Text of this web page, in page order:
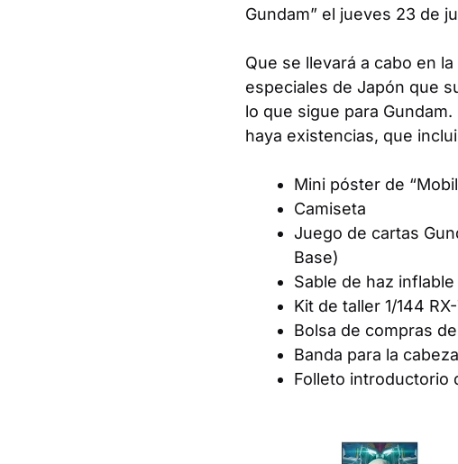
Gundam” el jueves 23 de
Que se llevará a cabo en
especiales de Japón que
lo que sigue para Gundam.
haya existencias, que
Mini póster de
Camiseta
Juego de cartas
Base)
Sable de haz inflable
Kit de taller 1/144
Bolsa de compras
Banda para la
Folleto introductorio